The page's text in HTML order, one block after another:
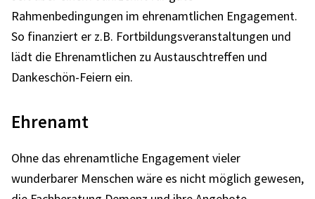
Rahmenbedingungen im ehrenamtlichen Engagement.
So finanziert er z.B. Fortbildungsveranstaltungen und
lädt die Ehrenamtlichen zu Austauschtreffen und
Dankeschön-Feiern ein.
Ehrenamt
Ohne das ehrenamtliche Engagement vieler
wunderbarer Menschen wäre es nicht möglich gewesen,